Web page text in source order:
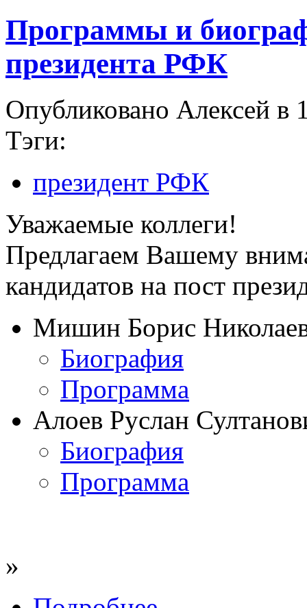
Программы и
президента РФК
Опубликовано Алексей в
Тэги:
президент РФК
Уважаемые коллеги!
Предлагаем Вашему
кандидатов на пост
Мишин Борис
Биография
Программа
Алоев Руслан
Биография
Программа
»